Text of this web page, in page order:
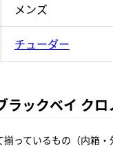
メンズ
チューダー
ラックベイ ク
っているもの（内箱・